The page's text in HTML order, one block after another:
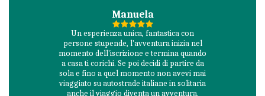
Manuela
Un esperienza unica, fantastica con
persone stupende, l'avventura inizia nel
momento dell'iscrizione e termina quando
a casa ti corichi. Se poi decidi di partire da
sola e fino a quel momento non avevi mai
viaggiato su autostrade italiane in solitaria
anche il viaggio diventa un avventura.